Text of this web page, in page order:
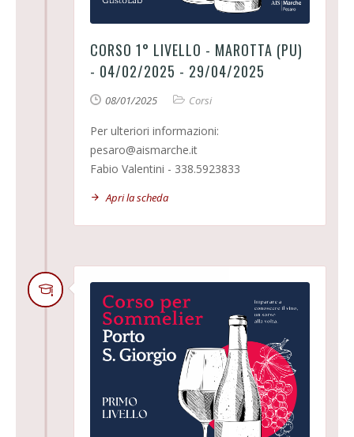
CORSO 1° LIVELLO - MAROTTA (PU)
- 04/02/2025 - 29/04/2025
08/01/2025 Corsi
Per ulteriori informazioni:
pesaro@aismarche.it
Fabio Valentini - 338.5923833
Apri la scheda